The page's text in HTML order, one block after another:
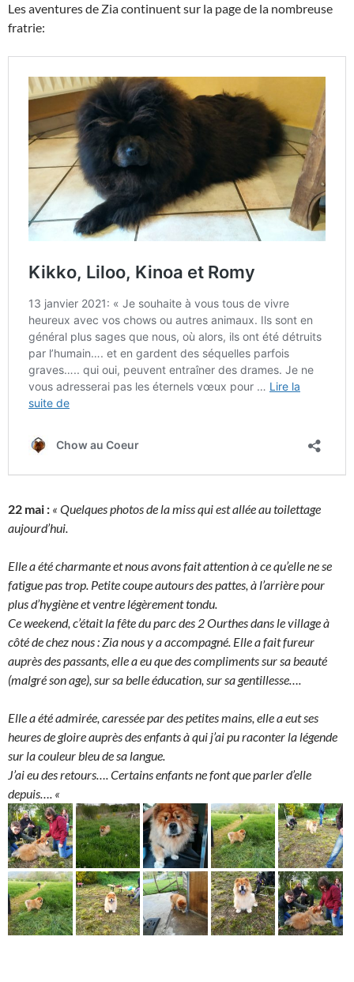
Les aventures de Zia continuent sur la page de la nombreuse
fratrie:
22 mai : « Quelques photos de la miss qui est allée au toilettage
aujourd’hui.
Elle a été charmante et nous avons fait attention à ce qu’elle ne se
fatigue pas trop. Petite coupe autours des pattes, à l’arrière pour
plus d’hygiène et ventre légèrement tondu.
Ce weekend, c’était la fête du parc des 2 Ourthes dans le village à
côté de chez nous :Zia nous y a accompagné. Elle a fait fureur
auprès des passants, elle a eu que des compliments sur sa beauté
(malgré son age), sur sa belle éducation, sur sa gentillesse….
Elle a été admirée, caressée par des petites mains, elle a eut ses
heures de gloire auprès des enfants à qui j’ai pu raconter la légende
sur la couleur bleu de sa langue.
J’ai eu des retours…. Certains enfants ne font que parler d’elle
depuis…. «